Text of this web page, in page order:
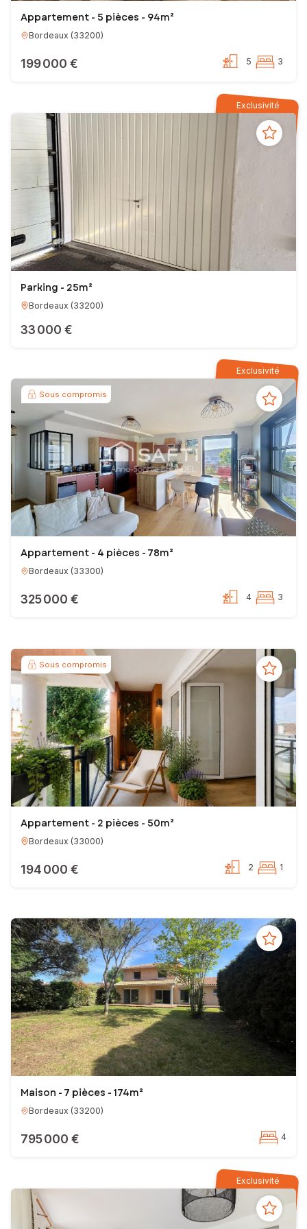
Appartement - 5 pièces - 94m²
Bordeaux (33200)
199 000 € 5 3
Exclusivité
Parking - 25m²
Bordeaux (33200)
33 000 €
Exclusivité
Sous compromis
Appartement - 4 pièces - 78m²
Bordeaux (33300)
325 000 € 4 3
Sous compromis
Appartement - 2 pièces - 50m²
Bordeaux (33000)
194 000 € 2 1
Maison - 7 pièces - 174m²
Bordeaux (33200)
795 000 € 4
Exclusivité